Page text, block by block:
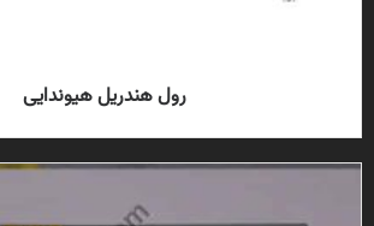
رول هندریل هیوندایی